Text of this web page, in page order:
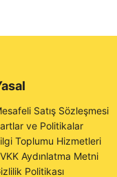
Satış Sözleşmesi
ve Politikalar
Toplumu Hizmetleri
Aydınlatma Metni
Politikası